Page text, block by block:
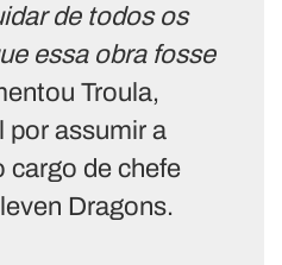
de todos os
essa obra fosse
Troula,
por assumir a
cargo de chefe
Dragons.